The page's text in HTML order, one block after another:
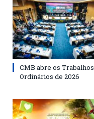
CMB abre os Trabalhos
Ordinários de 2026